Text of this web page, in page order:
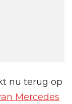
nu terug op
Mercedes